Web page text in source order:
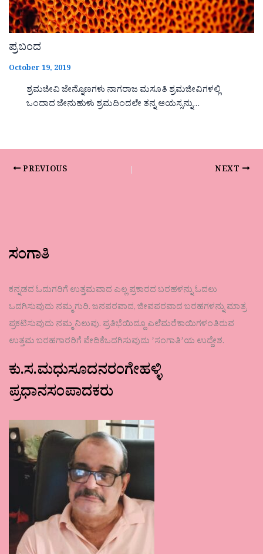
ಪ್ರಬಂದ
October 19, 2019
ಶ್ರಮಜೀವಿ ಜೇನ್ನೊಣಗಳು ನಾಗರಾಜ ಮಸೂತಿ ಶ್ರಮಜೀವಿಗಳಲ್ಲಿ
ಒಂದಾದ ಜೇನುಹುಳು ಶ್ರಮದಿಂದಲೇ ತನ್ನ ಆಯಸ್ಸನ್ನು…
PREVIOUS NEXT
ಸಂಗಾತಿ
ಕನ್ನಡದ ಓದುಗರಿಗೆ ಉತ್ತಮವಾದ ಎಲ್ಲ ಪ್ರಕಾರದ ಬರಹಳನ್ನು ಓದಲು
ಒದಗಿಸುವುದು ನಮ್ಮ ಗುರಿ. ಜನಪರವಾದ, ಜೀವಪರವಾದ ಬರಹಗಳನ್ನು ಮಾತ್ರ
ಪ್ರಕಟಿಸುವುದು ನಮ್ಮ ನಿಲುವು. ಪ್ರತಿಭೆಯಿದ್ದೂ ಎಲೆಮರೆಕಾಯಿಗಳಂತಿರುವ
ಉತ್ತಮ ಬರಹಗಾರರಿಗೆ ವೇದಿಕೆಒದಗಿಸುವುದು ʼಸಂಗಾತಿʼಯ ಉದ್ದೇಶ.
ಕು.ಸ.ಮಧುಸೂದನರಂಗೇಹಳ್ಳಿ
ಪ್ರಧಾನಸಂಪಾದಕರು